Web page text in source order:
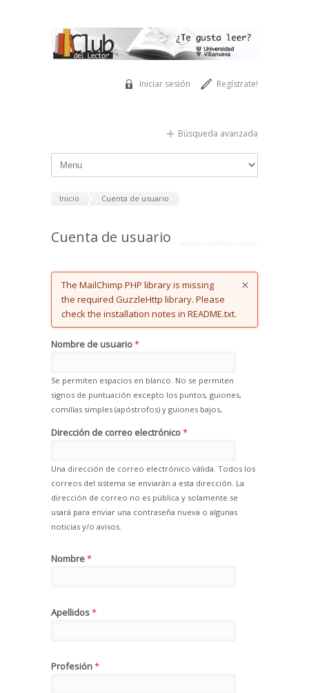
Regístrate!
Iniciar sesión
Búsqueda avanzada
Inicio Cuenta de usuario
Cuenta de usuario
Error message
The MailChimp PHP library is missing
the required GuzzleHttp library. Please
check the installation notes in README.txt.
Nombre de usuario*
Se permiten espacios en blanco. No se permiten
signos de puntuación excepto los puntos, guiones,
comillas simples (apóstrofos) y guiones bajos,
Dirección de correo electrónico*
Una dirección de correo electrónico válida. Todos los
correos del sistema se enviarán a esta dirección. La
dirección de correo no es pública y solamente se
usará para enviar una contraseña nueva o algunas
noticias y/o avisos.
Nombre*
Apellidos*
Profesión*